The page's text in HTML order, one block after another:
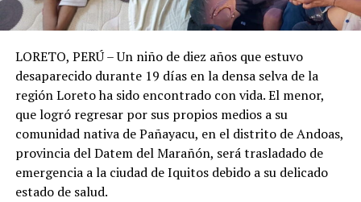
LORETO, PERÚ – Un niño de diez años que estuvo
desaparecido durante 19 días en la densa selva de la
región Loreto ha sido encontrado con vida. El menor,
que logró regresar por sus propios medios a su
comunidad nativa de Pañayacu, en el distrito de Andoas,
provincia del Datem del Marañón, será trasladado de
emergencia a la ciudad de Iquitos debido a su delicado
estado de salud.